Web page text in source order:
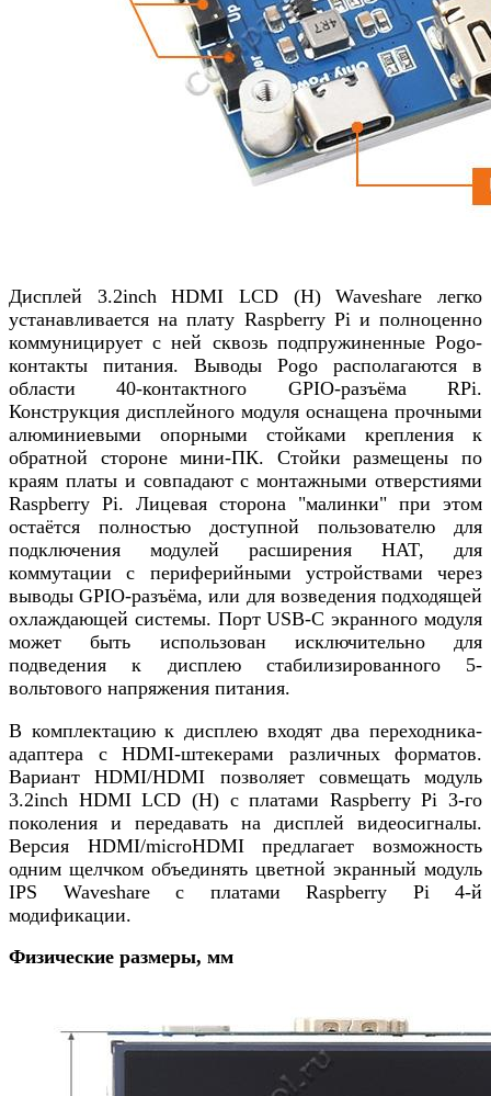
Дисплей 3.2inch HDMI LCD (H) Waveshare легко
устанавливается на плату Raspberry Pi и полноценно
коммуницирует с ней сквозь подпружиненные Pogo-
контакты питания. Выводы Pogo располагаются в
области 40-контактного GPIO-разъёма RPi.
Конструкция дисплейного модуля оснащена прочными
алюминиевыми опорными стойками крепления к
обратной стороне мини-ПК. Стойки размещены по
краям платы и совпадают с монтажными отверстиями
Raspberry Pi. Лицевая сторона "малинки" при этом
остаётся полностью доступной пользователю для
подключения модулей расширения HAT, для
коммутации с периферийными устройствами через
выводы GPIO-разъёма, или для возведения подходящей
охлаждающей системы. Порт USB-C экранного модуля
может быть использован исключительно для
подведения к дисплею стабилизированного 5-
вольтового напряжения питания.
В комплектацию к дисплею входят два переходника-
адаптера с HDMI-штекерами различных форматов.
Вариант HDMI/HDMI позволяет совмещать модуль
3.2inch HDMI LCD (H) с платами Raspberry Pi 3-го
поколения и передавать на дисплей видеосигналы.
Версия HDMI/microHDMI предлагает возможность
одним щелчком объединять цветной экранный модуль
IPS Waveshare с платами Raspberry Pi 4-й
модификации.
Физические размеры, мм